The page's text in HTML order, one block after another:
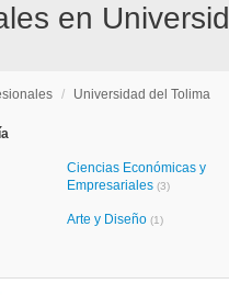
en
/ Universidad del Tolima
Ciencias Económicas y
Empresariales (3)
Arte y Diseño (1)